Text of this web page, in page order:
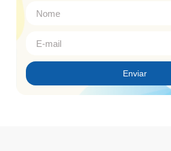
Enviar